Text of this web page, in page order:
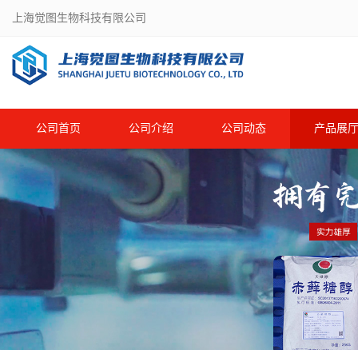
上海觉图生物科技有限公司
公司首页 公司介绍 公司动态 产品展厅